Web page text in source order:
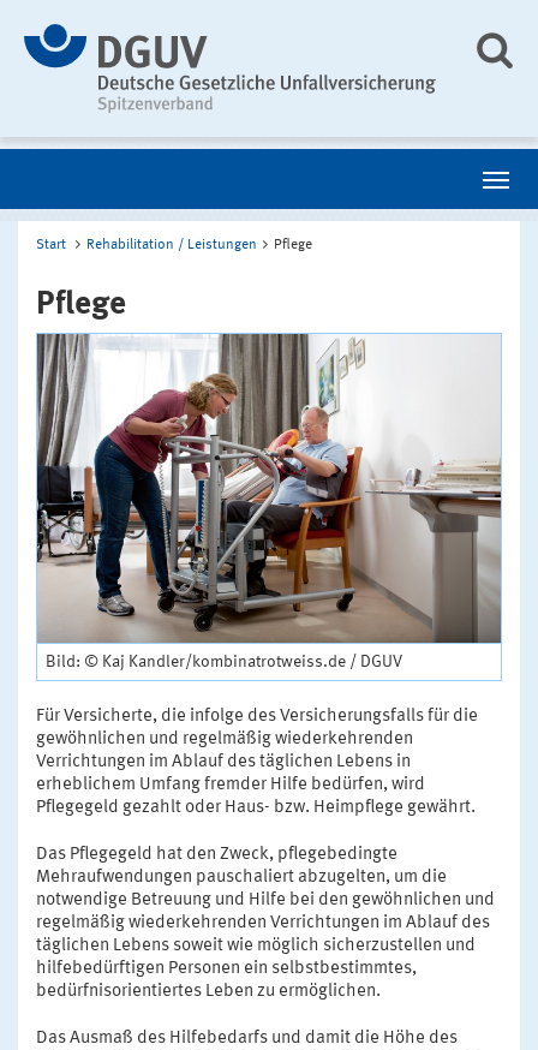
Start Rehabilitation / Leistungen Pflege
Pflege
Bild: © Kaj Kandler/kombinatrotweiss.de / DGUV
Für Versicherte, die infolge des Versicherungsfalls für die
gewöhnlichen und regelmäßig wiederkehrenden
Verrichtungen im Ablauf des täglichen Lebens in
erheblichem Umfang fremder Hilfe bedürfen, wird
Pflegegeld gezahlt oder Haus- bzw. Heimpflege gewährt.
Das Pflegegeld hat den Zweck, pflegebedingte
Mehraufwendungen pauschaliert abzugelten, um die
notwendige Betreuung und Hilfe bei den gewöhnlichen und
regelmäßig wiederkehrenden Verrichtungen im Ablauf des
täglichen Lebens soweit wie möglich sicherzustellen und
hilfebedürftigen Personen ein selbstbestimmtes,
bedürfnisorientiertes Leben zu ermöglichen.
Das Ausmaß des Hilfebedarfs und damit die Höhe des